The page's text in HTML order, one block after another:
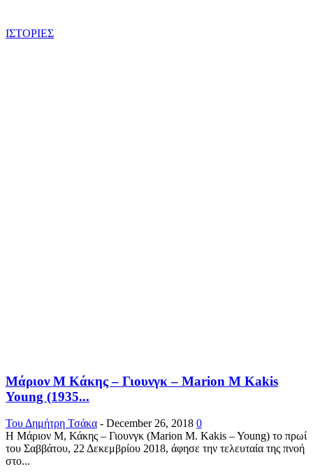
ΙΣΤΟΡΙΕΣ
Μάριον Μ Κάκης – Γιουνγκ – Marion M Kakis
Young (1935...
Του Δημήτρη Τσάκα - December 26, 2018 0
Η Μάριον Μ, Κάκης – Γιουνγκ (Marion M. Kakis – Young) το πρωί
του Σαββάτου, 22 Δεκεμβρίου 2018, άφησε την τελευταία της πνοή
στο...